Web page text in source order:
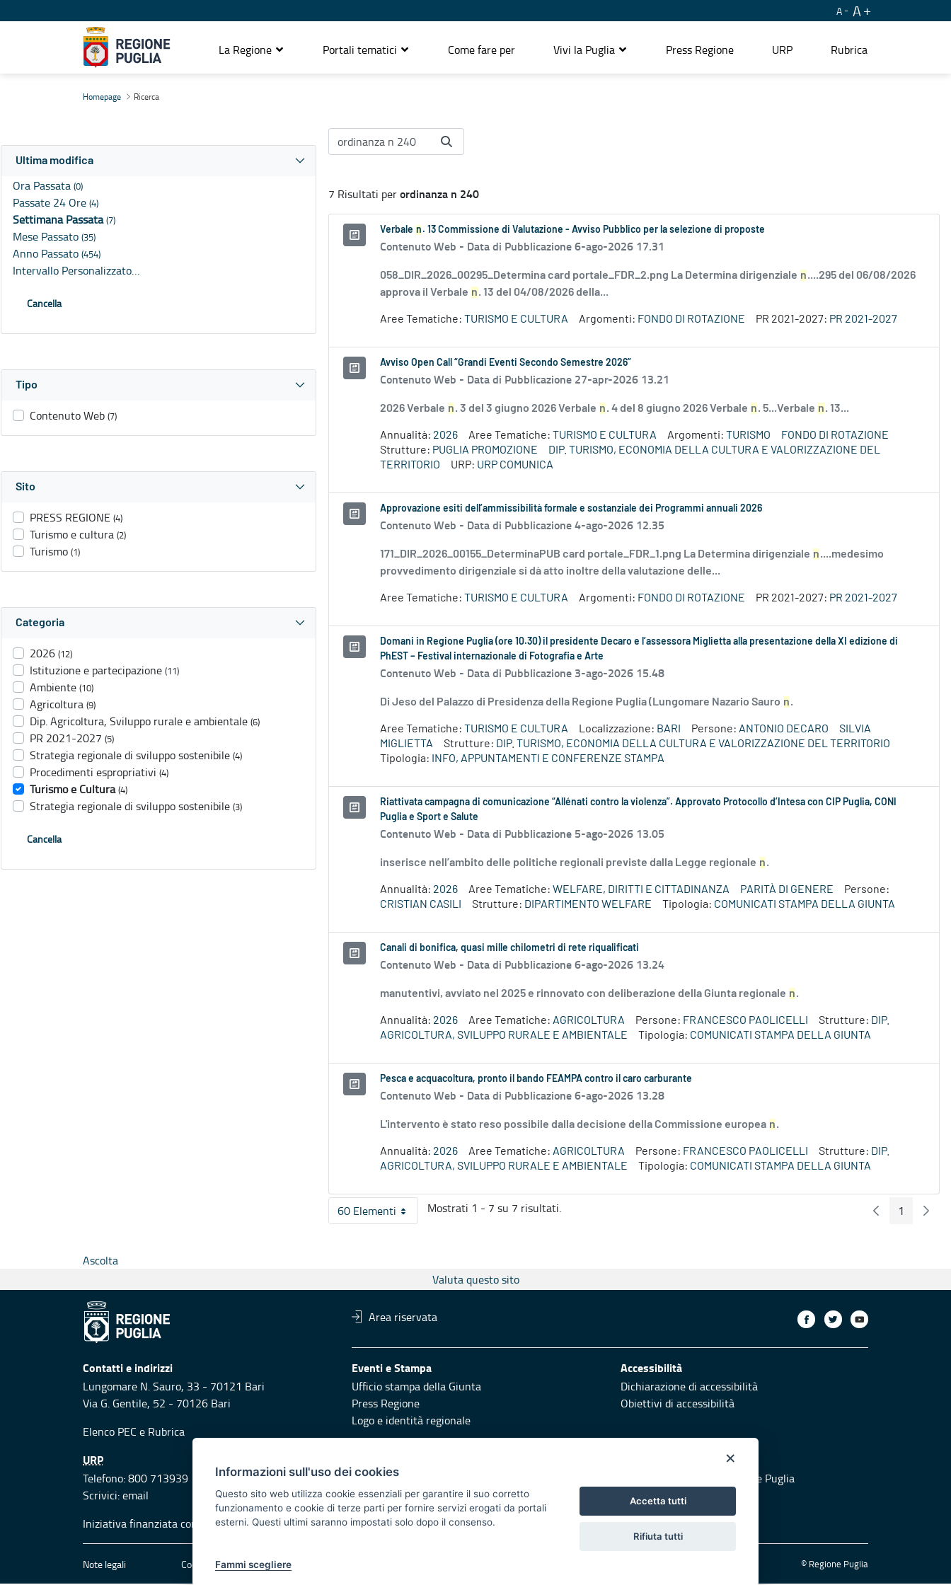
A A
La Regione Portali tematici Come fare per Vivi la Puglia Press Regione URP Rubrica
Homepage Ricerca
Ultima modifica
Ora Passata (0)
Passate 24 Ore (4)
Settimana Passata(7)
Mese Passato (35)
Anno Passato (454)
Intervallo Personalizzato…
Cancella
Tipo
Contenuto Web (7)
Sito
PRESS REGIONE (4)
Turismo e cultura (2)
Turismo (1)
Categoria
2026 (12)
Istituzione e partecipazione (11)
Ambiente (10)
Agricoltura (9)
Dip. Agricoltura, Sviluppo rurale e ambientale (6)
PR 2021-2027 (5)
Strategia regionale di sviluppo sostenibile (4)
Procedimenti espropriativi (4)
Turismo e Cultura (4)
Strategia regionale di sviluppo sostenibile (3)
Cancella
7 Risultati perordinanza n 240
Verbale n . 13 Commissione di Valutazione - Avviso Pubblico per la selezione di proposte
Contenuto Web - Data di Pubblicazione 6-ago-2026 17.31
058_DIR_2026_00295_Determina card portale_FDR_2.png La Determina dirigenziale n....295 del 06/08/2026
approva il Verbale n. 13 del 04/08/2026 della...
Aree Tematiche: TURISMO E CULTURA Argomenti: FONDO DI ROTAZIONE PR 2021-2027: PR 2021-2027
Avviso Open Call “Grandi Eventi Secondo Semestre 2026”
Contenuto Web - Data di Pubblicazione 27-apr-2026 13.21
2026 Verbale n. 3 del 3 giugno 2026 Verbale n. 4 del 8 giugno 2026 Verbale n. 5...Verbale n. 13...
Annualità: 2026 Aree Tematiche: TURISMO E CULTURA Argomenti: TURISMO
FONDO DI ROTAZIONE
Strutture: PUGLIA PROMOZIONE
DIP. TURISMO, ECONOMIA DELLA CULTURA E VALORIZZAZIONE DEL
TERRITORIO
URP: URP COMUNICA
Approvazione esiti dell’ammissibilità formale e sostanziale dei Programmi annuali 2026
Contenuto Web - Data di Pubblicazione 4-ago-2026 12.35
171_DIR_2026_00155_DeterminaPUB card portale_FDR_1.png La Determina dirigenziale n....medesimo
provvedimento dirigenziale si dà atto inoltre della valutazione delle...
Aree Tematiche: TURISMO E CULTURA Argomenti: FONDO DI ROTAZIONE PR 2021-2027: PR 2021-2027
Domani in Regione Puglia (ore 10.30) il presidente Decaro e l’assessora Miglietta alla presentazione della XI edizione di
PhEST – Festival internazionale di Fotografia e Arte
Contenuto Web - Data di Pubblicazione 3-ago-2026 15.48
Di Jeso del Palazzo di Presidenza della Regione Puglia (Lungomare Nazario Sauro n.
Aree Tematiche: TURISMO E CULTURA Localizzazione: BARI Persone: ANTONIO DECARO
SILVIA
MIGLIETTA
Strutture: DIP. TURISMO, ECONOMIA DELLA CULTURA E VALORIZZAZIONE DEL TERRITORIO
Tipologia:
INFO, APPUNTAMENTI E CONFERENZE STAMPA
Riattivata campagna di comunicazione “Allénati contro la violenza”. Approvato Protocollo d’Intesa con CIP Puglia, CONI
Puglia e Sport e Salute
Contenuto Web - Data di Pubblicazione 5-ago-2026 13.05
inserisce nell’ambito delle politiche regionali previste dalla Legge regionale n.
Annualità: 2026 Aree Tematiche: WELFARE, DIRITTI E CITTADINANZA PARITÀ DI GENERE
Persone:
CRISTIAN CASILI
Strutture: DIPARTIMENTO WELFARE Tipologia: COMUNICATI STAMPA DELLA GIUNTA
Canali di bonifica, quasi mille chilometri di rete riqualificati
Contenuto Web - Data di Pubblicazione 6-ago-2026 13.24
manutentivi, avviato nel 2025 e rinnovato con deliberazione della Giunta regionale n.
Annualità: 2026 Aree Tematiche: AGRICOLTURA Persone: FRANCESCO PAOLICELLI Strutture: DIP.
AGRICOLTURA, SVILUPPO RURALE E AMBIENTALE
Tipologia: COMUNICATI STAMPA DELLA GIUNTA
Pesca e acquacoltura, pronto il bando FEAMPA contro il caro carburante
Contenuto Web - Data di Pubblicazione 6-ago-2026 13.28
L'intervento è stato reso possibile dalla decisione della Commissione europea n.
Annualità: 2026 Aree Tematiche: AGRICOLTURA Persone: FRANCESCO PAOLICELLI Strutture: DIP.
AGRICOLTURA, SVILUPPO RURALE E AMBIENTALE
Tipologia: COMUNICATI STAMPA DELLA GIUNTA
60 ElementiPer pagina
Mostrati 1 - 7 su 7 risultati. PaginaPagina
1
Ascolta
Valuta questo sito
Area riservata
Contatti e indirizzi
Lungomare N. Sauro, 33 - 70121 Bari
Via G. Gentile, 52 - 70126 Bari
Elenco PEC e Rubrica
Eventi e Stampa
Ufficio stampa della Giunta
Press Regione
Logo e identità regionale
Accessibilità
Dichiarazione di accessibilità
Obiettivi di accessibilità
URP
Telefono: 800 713939
Scrivici:email
Responsabili di pubblicazione Vai al sito di Protezione Civile Puglia
Iniziativa finanziata con risorse del POR Puglia 2014/2020 - Asse XI
Note legali Cookie e privacy © Regione Puglia
×
Informazioni sull'uso dei cookies
Questo sito web utilizza cookie essenziali per garantire il suo corretto
funzionamento e cookie di terze parti per fornire servizi erogati da portali
esterni. Questi ultimi saranno impostati solo dopo il consenso.
Fammi scegliere
Accetta tutti
Rifiuta tutti